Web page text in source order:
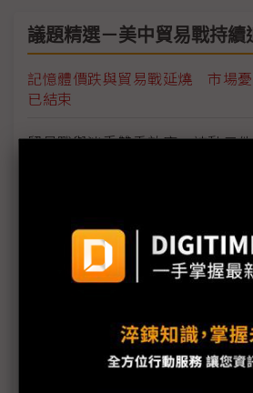
議題精選－美中貿易戰持續
記憶體價跌與貿易戰延燒 市場
已結束
貿易戰與淡季雙重效應 被動元
貿易戰衝擊消費信心 大陸電視元
5G技術成2019年火線話題 半導